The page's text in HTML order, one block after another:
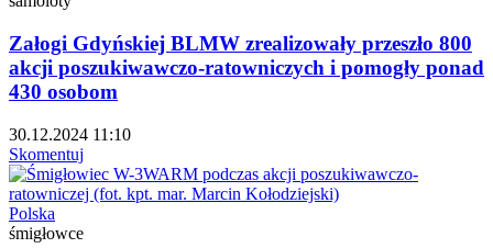
Załogi Gdyńskiej BLMW zrealizowały przeszło 800
akcji poszukiwawczo-ratowniczych i pomogły ponad
430 osobom
30.12.2024 11:10
Skomentuj
Polska
śmigłowce